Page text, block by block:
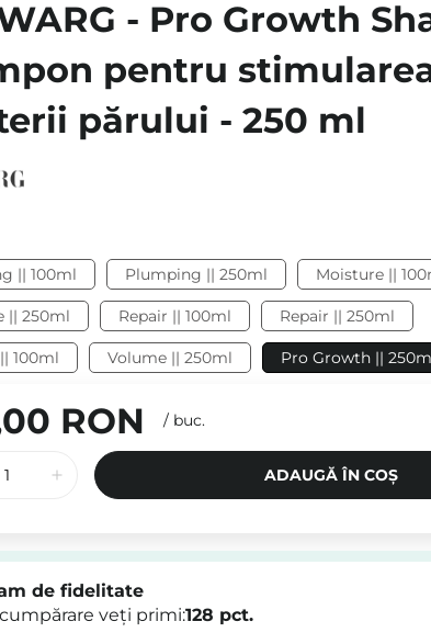
- Pro Growth
pentru
părului - 250 ml
|| 100ml
Plumping || 250ml Moisture ||
|| 250ml Repair || 100ml Repair || 250ml
100ml Volume || 250ml Pro Growth ||
RON / buc.
ADAUGĂ ÎN COȘ
de fidelitate
veți primi:128 pct.